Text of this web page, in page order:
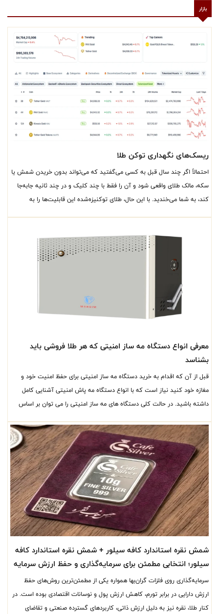
بازار
ریسک‌های نگهداری توکن طلا
احتمالاً اگر چند سال قبل به کسی می‌گفتید که می‌تواند بدون خریدن شمش یا
سکه، مالک طلای واقعی شود و آن را فقط با چند کلیک و در چند ثانیه جابه‌جا
کند، به شما می‌خندید. با این حال، طلای توکنیزه‌شده این قابلیت‌ها را به
مهم محسوب می‌شود، این مدل از سرمایه‌گذاری هم ریسک‌های مخصوص به
خودش را دارد. اگر می‌خواهید بخشی از سرمایه‌تان را به توکن‌های طلا اختصاص
دهید، شناخت این ریسک‌ها به اندازه آشنایی با مزایای آن مهم است و می‌تواند
معرفی انواع دستگاه مه ساز امنیتی که هر طلا فروشی باید
بشناسد
قبل از آن که اقدام به خرید دستگاه مه ساز امنیتی برای حفظ امنیت خود و
مغازه خود کنید نیاز است که با انواع دستگاه مه پاش امنیتی آشنایی کامل
داشته باشید. در حالت کلی دستگاه های مه ساز امنیتی را می توان بر اساس
کننده دسته بندی کرد. ما در این مقاله صد داریم شما را به صورت کامل با انواع
دستگاه مه ساز امنیتی آشنا کنیم.
شمش نقره استاندارد کافه سیلور + شمش نقره استاندارد کافه
سیلور؛ انتخابی مطمئن برای سرمایه‌گذاری و حفظ ارزش سرمایه
| شمش نقره 9999
سرمایه‌گذاری روی فلزات گران‌بها همواره یکی از مطمئن‌ترین روش‌های حفظ
ارزش دارایی در برابر تورم، کاهش ارزش پول و نوسانات اقتصادی بوده است. در
کنار طلا، نقره نیز به دلیل ارزش ذاتی، کاربردهای گسترده صنعتی و تقاضای